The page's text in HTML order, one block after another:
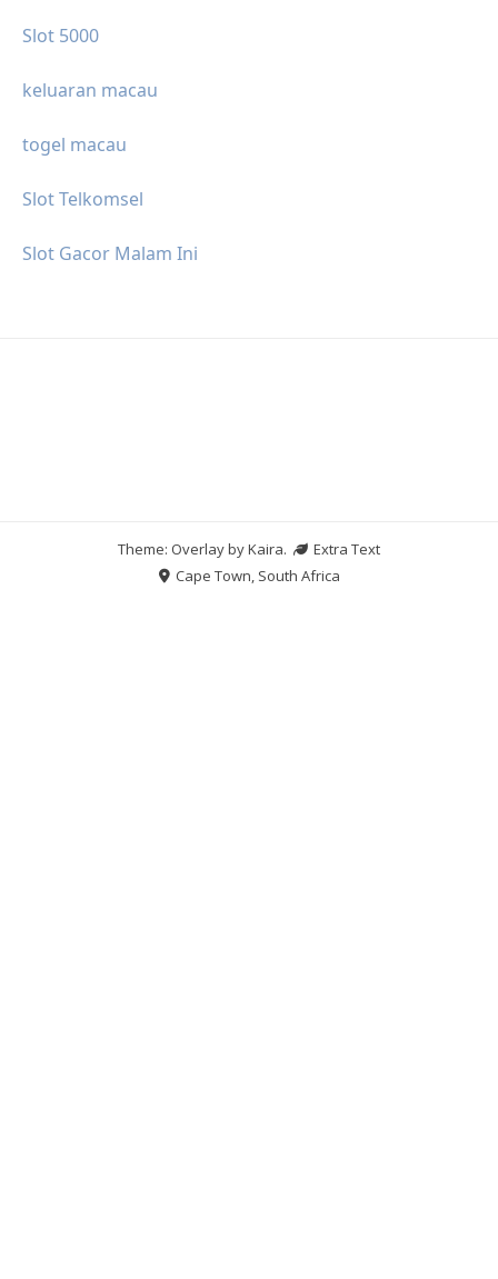
Slot 5000
keluaran macau
togel macau
Slot Telkomsel
Slot Gacor Malam Ini
Theme: Overlay byKaira.
Extra Text
Cape Town, South Africa